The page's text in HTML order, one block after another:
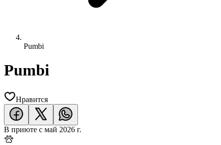
Pumbi
Pumbi
Нравится
В приюте с май 2026 г.